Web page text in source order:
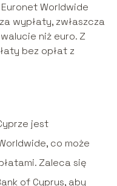
Worldwide
wypłaty, zwłaszcza
niż euro. Z
bez opłat z
jest
co może
Zaleca się
of Cyprus, aby